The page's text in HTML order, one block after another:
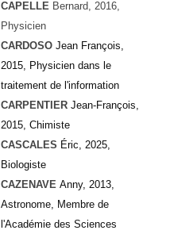
CAPELLE Bernard, 2016,
Physicien
CARDOSO Jean François,
2015, Physicien dans le
traitement de l'information
CARPENTIER Jean-François,
2015, Chimiste
CASCALES Éric, 2025,
Biologiste
CAZENAVE Anny, 2013,
Astronome, Membre de
l'Académie des Sciences